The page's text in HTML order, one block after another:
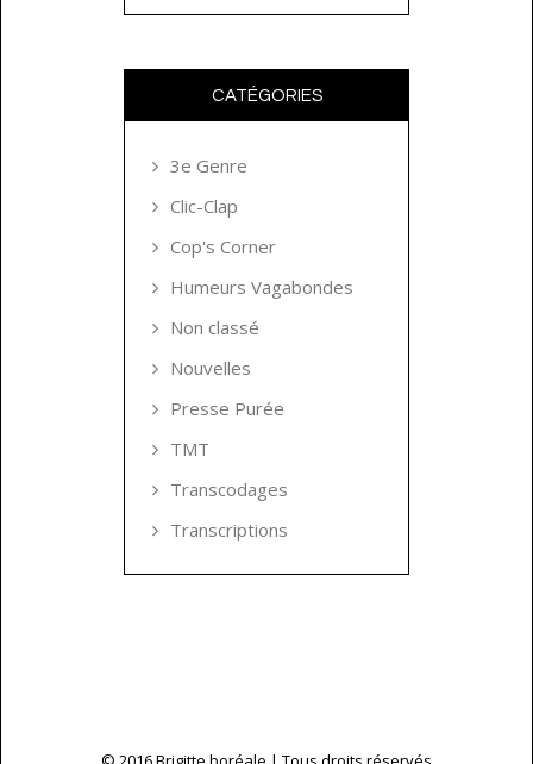
CATÉGORIES
3e Genre
Clic-Clap
Cop's Corner
Humeurs Vagabondes
Non classé
Nouvelles
Presse Purée
TMT
Transcodages
Transcriptions